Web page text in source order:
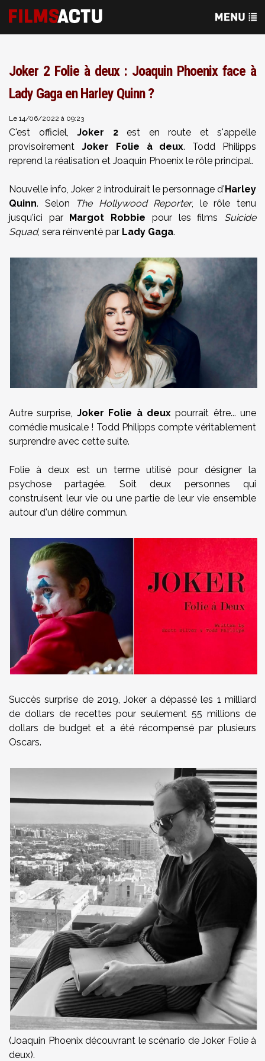
Joker 2 Folie à deux : Joaquin Phoenix face à
Lady Gaga en Harley Quinn ?
Le 14/06/2022 à 09:23
C'est officiel, Joker 2est en route et s'appelle
provisoirement Joker Folie à deux. Todd Philipps
reprend la réalisation et Joaquin Phoenix le rôle principal.
Nouvelle info, Joker 2 introduirait le personnage d'Harley
Quinn. Selon The Hollywood Reporter, le rôle tenu
jusqu'ici parMargot Robbie pour les films Suicide
Squad, sera réinventé par Lady Gaga.
Autre surprise, Joker Folie à deuxpourrait être... une
comédie musicale ! Todd Philipps compte véritablement
surprendre avec cette suite.
Folie à deux est un terme utilisé pour désigner la
psychose partagée. Soit deux personnes qui
construisent leur vie ou une partie de leur vie ensemble
autour d'un délire commun.
Succès surprise de 2019, Joker a dépassé les 1 milliard
de dollars de recettes pour seulement 55 millions de
dollars de budget et a été récompensé par plusieurs
Oscars.
(Joaquin Phoenix découvrant le scénario de Joker Folie à
deux).